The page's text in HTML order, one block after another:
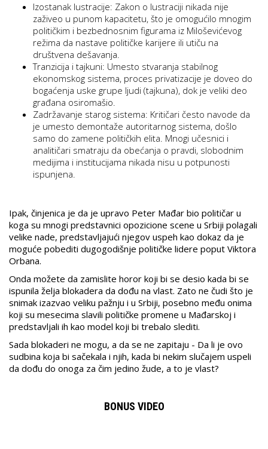
Izostanak lustracije: Zakon o lustraciji nikada nije
zaživeo u punom kapacitetu, što je omogućilo mnogim
političkim i bezbednosnim figurama iz Miloševićevog
režima da nastave političke karijere ili utiču na
društvena dešavanja.
Tranzicija i tajkuni: Umesto stvaranja stabilnog
ekonomskog sistema, proces privatizacije je doveo do
bogaćenja uske grupe ljudi (tajkuna), dok je veliki deo
građana osiromašio.
Zadržavanje starog sistema: Kritičari često navode da
je umesto demontaže autoritarnog sistema, došlo
samo do zamene političkih elita. Mnogi učesnici i
analitičari smatraju da obećanja o pravdi, slobodnim
medijima i institucijama nikada nisu u potpunosti
ispunjena.
Ipak, činjenica je da je upravo Peter Mađar bio političar u
koga su mnogi predstavnici opozicione scene u Srbiji polagali
velike nade, predstavljajući njegov uspeh kao dokaz da je
moguće pobediti dugogodišnje političke lidere poput Viktora
Orbana.
Onda možete da zamislite horor koji bi se desio kada bi se
ispunila želja blokadera da dođu na vlast. Zato ne čudi što je
snimak izazvao veliku pažnju i u Srbiji, posebno među onima
koji su mesecima slavili političke promene u Mađarskoj i
predstavljali ih kao model koji bi trebalo slediti.
Sada blokaderi ne mogu, a da se ne zapitaju - Da li je ovo
sudbina koja bi sačekala i njih, kada bi nekim slučajem uspeli
da dođu do onoga za čim jedino žude, a to je vlast?
BONUS VIDEO